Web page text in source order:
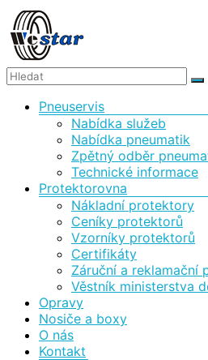
Skip
to
content
WESTAR,
spol.
Protektorovna
pneuservis
Menu Pneuservis
Nabídka služeb
Nabídka pneumatik
Zpětný odběr
Technické informace
Protektorovna
Nákladní protektory
Ceníky protektorů
Vzorníky protektorů
Certifikáty
Záruční a reklamační
Věstník ministerstva
Opravy
Nosiče a boxy
O nás
Kontakt